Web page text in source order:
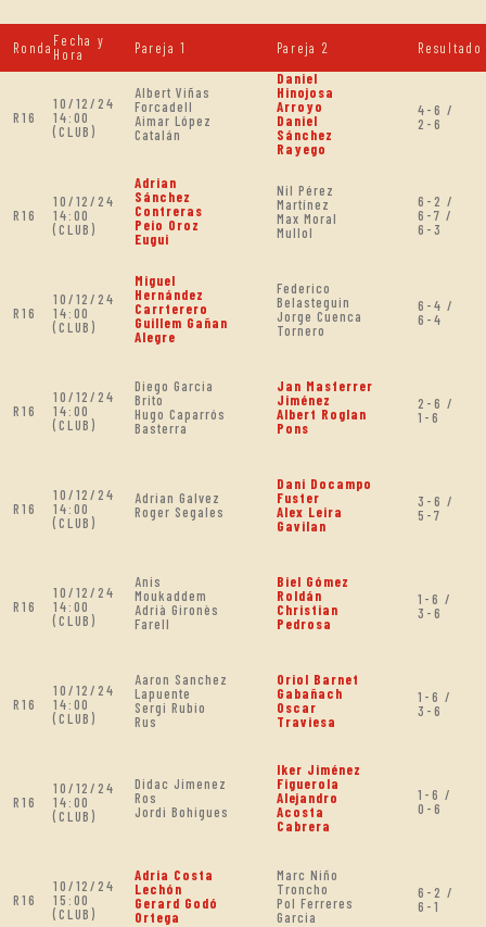
Ronda Fecha y
Hora
Pareja 1 Pareja 2 Resultado
R16
10/12/24
14:00
(CLUB)
Albert Viñas
Forcadell
Aimar López
Catalán
Daniel
Hinojosa
Arroyo
Daniel
Sánchez
Rayego
4-6 /
2-6
R16
10/12/24
14:00
(CLUB)
Adrian
Sánchez
Contreras
Peio Oroz
Eugui
Nil Pérez
Martínez
Max Moral
Mullol
6-2 /
6-7 /
6-3
R16
10/12/24
14:00
(CLUB)
Miguel
Hernández
Carrterero
Guillem Gañan
Alegre
Federico
Belasteguin
Jorge Cuenca
Tornero
6-4 /
6-4
R16
10/12/24
14:00
(CLUB)
Diego Garcia
Brito
Hugo Caparrós
Basterra
Jan Masferrer
Jiménez
Albert Roglan
Pons
2-6 /
1-6
R16
10/12/24
14:00
(CLUB)
Adrian Galvez
Roger Segales
Dani Docampo
Fuster
Alex Leira
Gavilan
3-6 /
5-7
R16
10/12/24
14:00
(CLUB)
Anis
Moukaddem
Adrià Gironès
Farell
Biel Gómez
Roldán
Christian
Pedrosa
1-6 /
3-6
R16
10/12/24
14:00
(CLUB)
Aaron Sanchez
Lapuente
Sergi Rubio
Rus
Oriol Barnet
Gabañach
Oscar
Traviesa
1-6 /
3-6
R16
10/12/24
14:00
(CLUB)
Didac Jimenez
Ros
Jordi Bohigues
Iker Jiménez
Figuerola
Alejandro
Acosta
Cabrera
1-6 /
0-6
R16
10/12/24
15:00
(CLUB)
Adria Costa
Lechón
Gerard Godó
Ortega
Marc Niño
Troncho
Pol Ferreres
Garcia
6-2 /
6-1